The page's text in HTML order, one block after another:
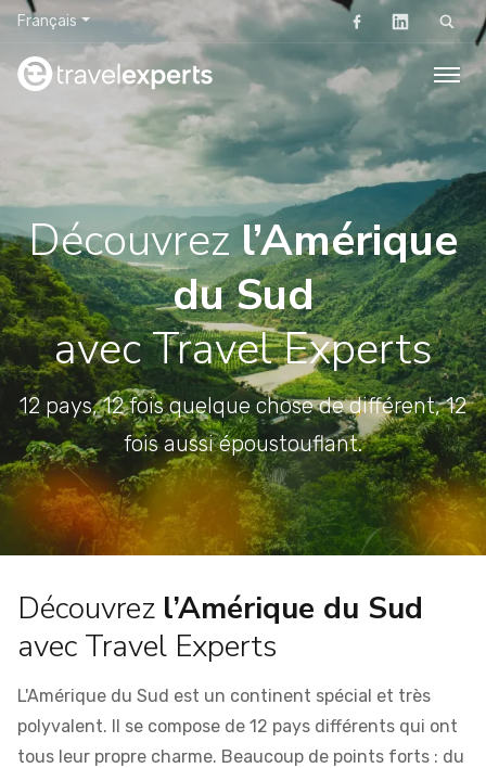
Français
Rechercher
Découvrezl’Amérique
du Sud
avec Travel Experts
12 pays, 12 fois quelque chose de différent, 12
fois aussi époustouflant.
Découvrez l’Amérique du Sud
avec Travel Experts
L'Amérique du Sud est un continent spécial et très
polyvalent. Il se compose de 12 pays différents qui ont
tous leur propre charme. Beaucoup de points forts : du